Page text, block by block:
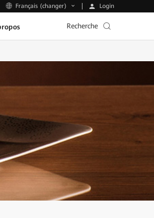
Français (changer) Login
Recherche